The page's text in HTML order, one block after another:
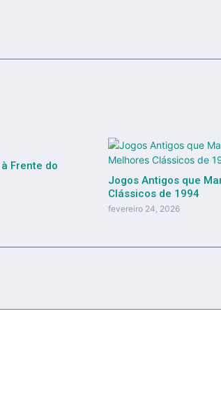
Frente do
Jogos Antigos que
Clássicos de 1994
fevereiro 24, 2026